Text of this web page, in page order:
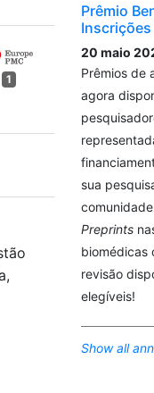
1
Prêmio
20 maio
Prêmios de
agora
sua
Preprints
biomédicas
revisão
elegíveis!
Show all